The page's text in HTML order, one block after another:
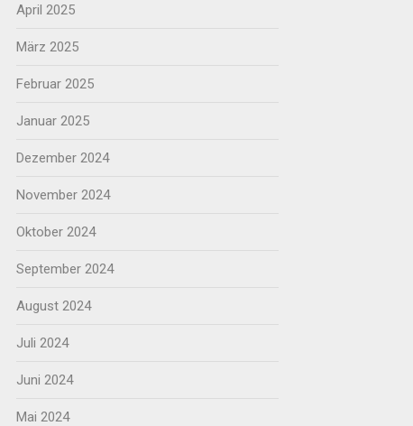
April 2025
März 2025
Februar 2025
Januar 2025
Dezember 2024
November 2024
Oktober 2024
September 2024
August 2024
Juli 2024
Juni 2024
Mai 2024